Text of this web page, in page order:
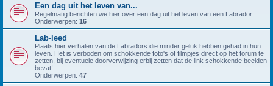
Een dag uit het leven van...
Regelmatig berichten we hier over een dag uit het leven van een Labrador.
Onderwerpen: 16
Lab-leed
Plaats hier verhalen van de Labradors die minder geluk hebben gehad in hun
leven. Het is verboden om schokkende foto's of filmpjes direct op het forum te
zetten, bij eventuele doorverwijzing erbij zetten dat de link schokkende beelden
bevat!
Onderwerpen: 47